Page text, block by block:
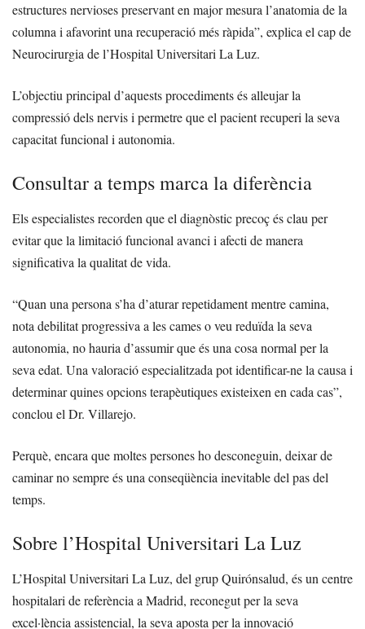
estructures nervioses preservant en major mesura l’anatomia de la
columna i afavorint una recuperació més ràpida”, explica el cap de
Neurocirurgia de l’Hospital Universitari La Luz.
L’objectiu principal d’aquests procediments és alleujar la
compressió dels nervis i permetre que el pacient recuperi la seva
capacitat funcional i autonomia.
Consultar a temps marca la diferència
Els especialistes recorden que el diagnòstic precoç és clau per
evitar que la limitació funcional avanci i afecti de manera
significativa la qualitat de vida.
“Quan una persona s’ha d’aturar repetidament mentre camina,
nota debilitat progressiva a les cames o veu reduïda la seva
autonomia, no hauria d’assumir que és una cosa normal per la
seva edat. Una valoració especialitzada pot identificar-ne la causa i
determinar quines opcions terapèutiques existeixen en cada cas”,
conclou el Dr. Villarejo.
Perquè, encara que moltes persones ho desconeguin, deixar de
caminar no sempre és una conseqüència inevitable del pas del
temps.
Sobre l’Hospital Universitari La Luz
L’Hospital Universitari La Luz, del grup Quirónsalud, és un centre
hospitalari de referència a Madrid, reconegut per la seva
excel·lència assistencial, la seva aposta per la innovació